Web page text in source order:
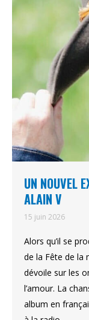
UN NOUVEL
ALAIN V
15 juin 2026
Alors qu’il se
de la Fête de la
dévoile sur les
l’amour. La
album en